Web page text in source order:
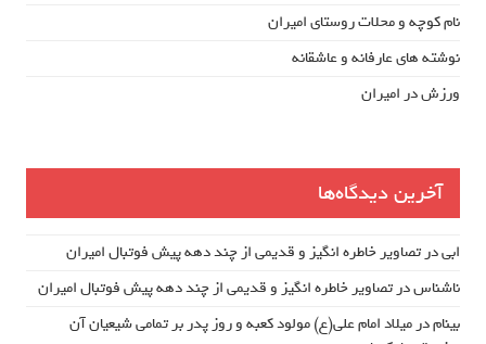
نام کوچه و محلات روستای امیران
نوشته های عارفانه و عاشقانه
ورزش در امیران
آخرین دیدگاه‌ها
ابیدرتصاویر خاطره انگیز و قدیمی از چند دهه پیش فوتبال امیران
ناشناسدرتصاویر خاطره انگیز و قدیمی از چند دهه پیش فوتبال امیران
بینامدرمیلاد امام علی(ع) مولود کعبه و روز پدر بر تمامی شیعیان آن